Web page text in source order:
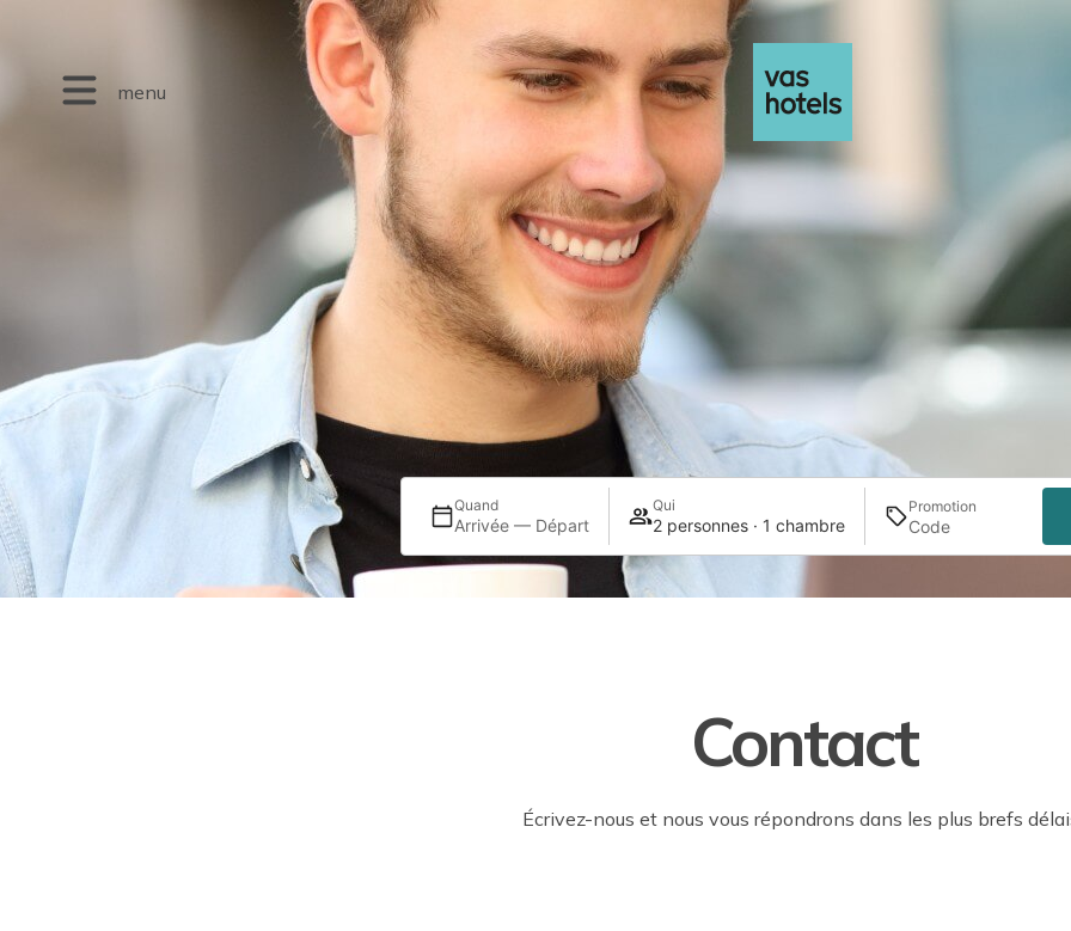
menu
Quand
Arrivée — Départ
Qui
2 personnes · 1 chambre
Promotion
Contact
Écrivez-nous et nous vous répondrons dans les plus brefs